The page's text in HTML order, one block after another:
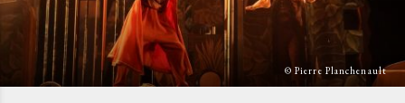
© Pierre Planchenault